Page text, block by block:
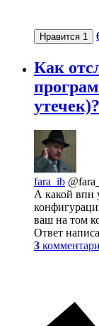
Нравится 1
Как
утечек)?
fara_ib
А какой впн
ваш на том
Ответ
3